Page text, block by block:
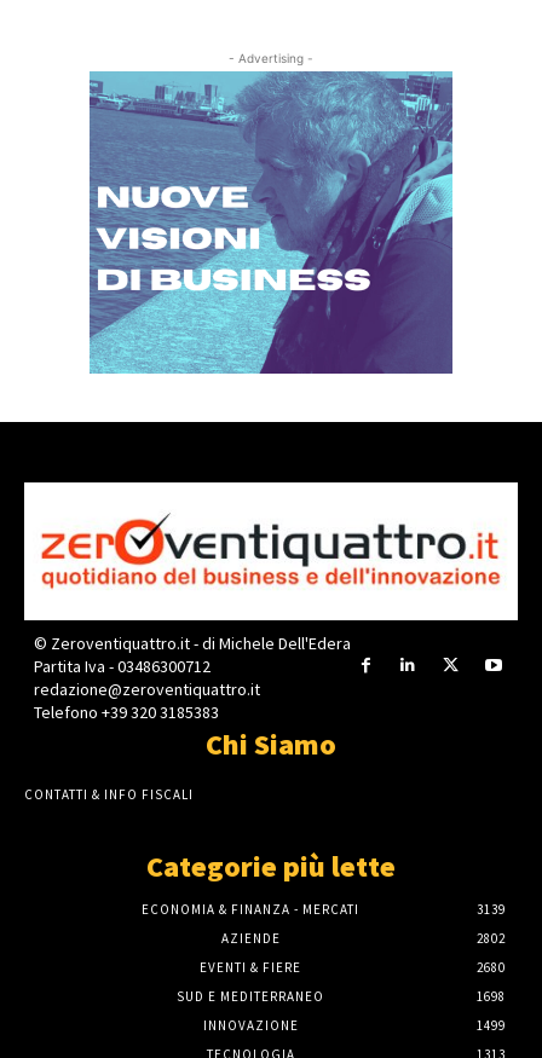
- Advertising -
© Zeroventiquattro.it - di Michele Dell'Edera
Partita Iva - 03486300712
redazione@zeroventiquattro.it
Telefono +39 320 3185383
Chi Siamo
CONTATTI & INFO FISCALI
Categorie più lette
ECONOMIA & FINANZA - MERCATI
3139
AZIENDE
2802
EVENTI & FIERE
2680
SUD E MEDITERRANEO
1698
INNOVAZIONE
1499
TECNOLOGIA
1313